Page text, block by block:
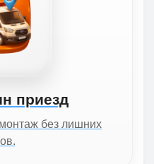
приезд
без лишних